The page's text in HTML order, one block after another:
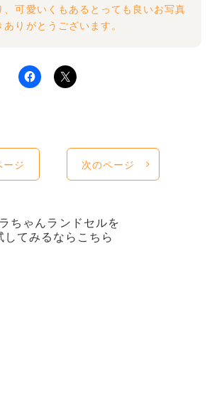
、可愛いくもあるとっても良いお写真
りがとうございます。
ージ 次のページ
ちゃんランドセルを
してみるならこちら